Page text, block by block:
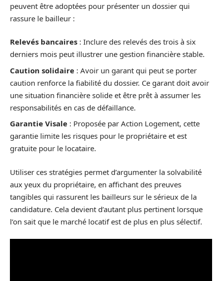
peuvent être adoptées pour présenter un dossier qui
rassure le bailleur :
Relevés bancaires : Inclure des relevés des trois à six
derniers mois peut illustrer une gestion financière stable.
Caution solidaire : Avoir un garant qui peut se porter
caution renforce la fiabilité du dossier. Ce garant doit avoir
une situation financière solide et être prêt à assumer les
responsabilités en cas de défaillance.
Garantie Visale : Proposée par Action Logement, cette
garantie limite les risques pour le propriétaire et est
gratuite pour le locataire.
Utiliser ces stratégies permet d’argumenter la solvabilité
aux yeux du propriétaire, en affichant des preuves
tangibles qui rassurent les bailleurs sur le sérieux de la
candidature. Cela devient d’autant plus pertinent lorsque
l’on sait que le marché locatif est de plus en plus sélectif.